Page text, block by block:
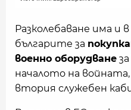
Разколебаване има и
българите за
военно оборудване
началото на войната,
втория служебен